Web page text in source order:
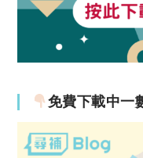
免費下載中一